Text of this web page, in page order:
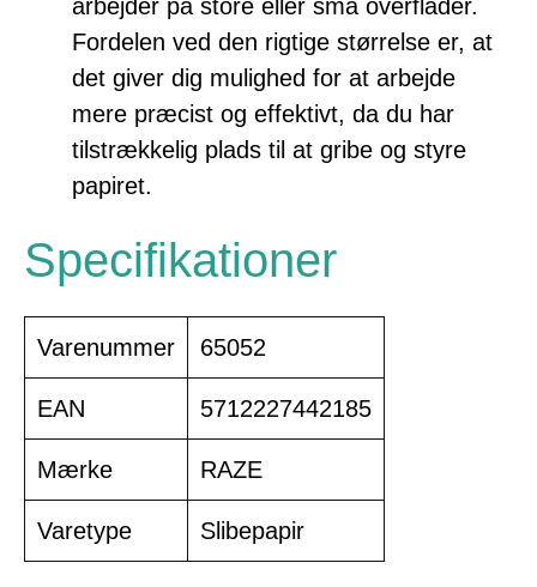
arbejder på store eller små overflader.
Fordelen ved den rigtige størrelse er, at
det giver dig mulighed for at arbejde
mere præcist og effektivt, da du har
tilstrækkelig plads til at gribe og styre
papiret.
Specifikationer
Varenummer 65052
EAN 5712227442185
Mærke RAZE
Varetype Slibepapir